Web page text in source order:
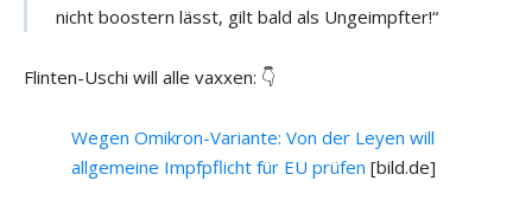
nicht boostern lässt, gilt bald als Ungeimpfter!“
Flinten-Uschi will alle vaxxen: 👇
Wegen Omikron-Variante: Von der Leyen will
allgemeine Impfpflicht für EU prüfen [bild.de]